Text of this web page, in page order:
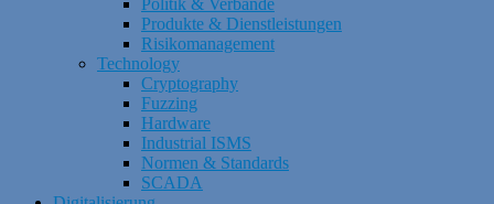
Produkte & Dienstleistungen
Risikomanagement
Technology
Cryptography
Fuzzing
Hardware
Industrial ISMS
Normen & Standards
SCADA